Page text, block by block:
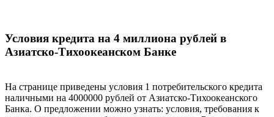
Условия кредита на 4 миллиона рублей в
Азиатско-Тихоокеанском Банке
На странице приведены условия 1 потребительского кредита
наличными на 4000000 рублей от Азиатско-Тихоокеанского
Банка. О предложении можно узнать: условия, требования к